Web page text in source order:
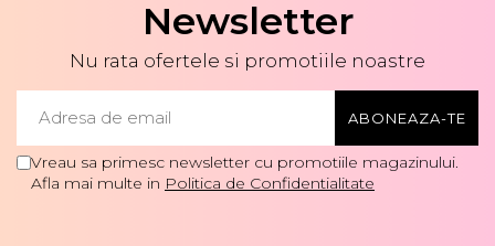
Newsletter
Nu rata ofertele si promotiile noastre
Vreau sa primesc newsletter cu promotiile magazinului.
Afla mai multe in Politica de Confidentialitate